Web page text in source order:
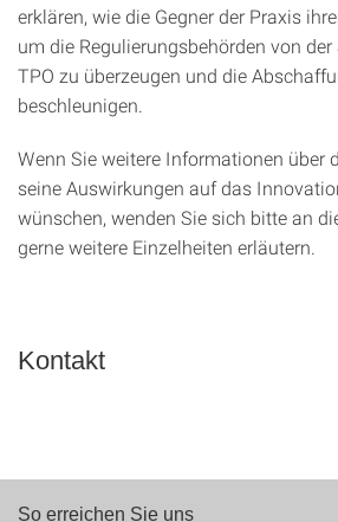
erklären, wie die Gegner der Praxis
um die Regulierungsbehörden von
TPO zu überzeugen und die
beschleunigen.
Wenn Sie weitere Informationen über
seine Auswirkungen auf das
wünschen, wenden Sie sich bitte an
gerne weitere Einzelheiten erläutern.
Kontakt
So erreichen Sie uns